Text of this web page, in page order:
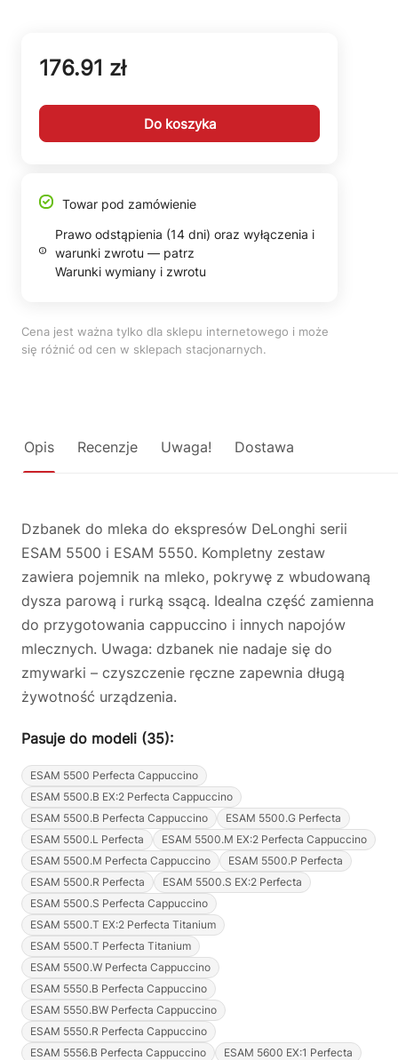
176.91 zł
Do koszyka
Towar pod zamówienie
Prawo odstąpienia (14 dni) oraz wyłączenia i
warunki zwrotu — patrz
Warunki wymiany i zwrotu
Cena jest ważna tylko dla sklepu internetowego i może
się różnić od cen w sklepach stacjonarnych.
Opis Recenzje Uwaga! Dostawa
Dzbanek do mleka do ekspresów DeLonghi serii
ESAM 5500 i ESAM 5550. Kompletny zestaw
zawiera pojemnik na mleko, pokrywę z wbudowaną
dysza parową i rurką ssącą. Idealna część zamienna
do przygotowania cappuccino i innych napojów
mlecznych. Uwaga: dzbanek nie nadaje się do
zmywarki – czyszczenie ręczne zapewnia długą
żywotność urządzenia.
Pasuje do modeli (35):
ESAM 5500 Perfecta Cappuccino
ESAM 5500.B EX:2 Perfecta Cappuccino
ESAM 5500.B Perfecta Cappuccino
ESAM 5500.G Perfecta
ESAM 5500.L Perfecta
ESAM 5500.M EX:2 Perfecta Cappuccino
ESAM 5500.M Perfecta Cappuccino
ESAM 5500.P Perfecta
ESAM 5500.R Perfecta
ESAM 5500.S EX:2 Perfecta
ESAM 5500.S Perfecta Cappuccino
ESAM 5500.T EX:2 Perfecta Titanium
ESAM 5500.T Perfecta Titanium
ESAM 5500.W Perfecta Cappuccino
ESAM 5550.B Perfecta Cappuccino
ESAM 5550.BW Perfecta Cappuccino
ESAM 5550.R Perfecta Cappuccino
ESAM 5556.B Perfecta Cappuccino
ESAM 5600 EX:1 Perfecta